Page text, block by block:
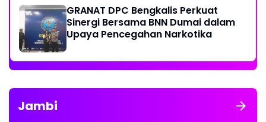
GRANAT DPC Bengkalis Perkuat
Sinergi Bersama BNN Dumai dalam
Upaya Pencegahan Narkotika
Jambi